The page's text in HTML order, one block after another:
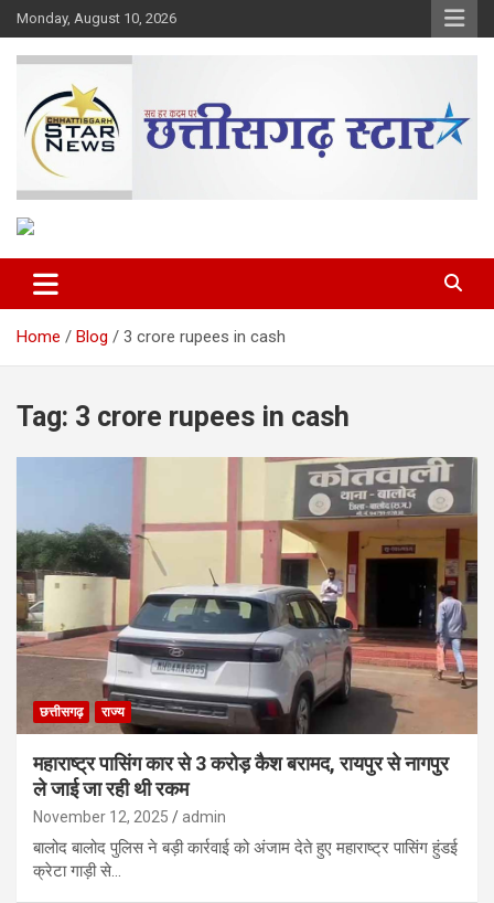
Skip
to
content
Monday, August 10, 2026
Chhattisgarh Star
Home Blog 3 crore rupees in cash
Tag: 3 crore rupees in cash
छत्तीसगढ़ राज्य
महाराष्ट्र पासिंग कार से 3 करोड़ कैश बरामद, रायपुर से नागपुर
ले जाई जा रही थी रकम
November 12, 2025 admin
बालोद बालोद पुलिस ने बड़ी कार्रवाई को अंजाम देते हुए महाराष्ट्र पासिंग हुंडई
क्रेटा गाड़ी से…